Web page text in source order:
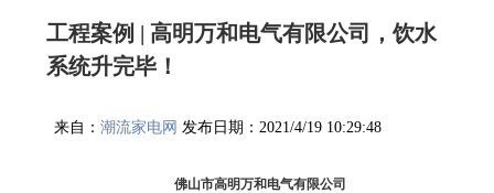
工程案例 | 高明万和电气有限公司，饮水
系统升完毕！
来自：潮流家电网 发布日期：2021/4/19 10:29:48
佛山市高明万和电气有限公司